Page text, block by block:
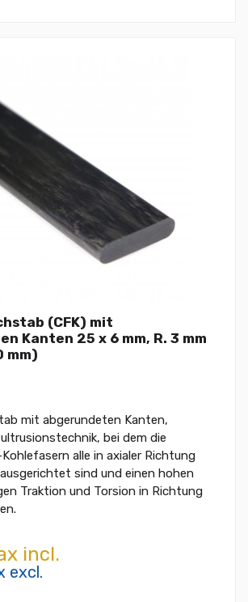
(CFK) mit
Kanten 25 x 6 mm, R. 3 mm
mm)
mit abgerundeten Kanten,
bei dem die
alle in axialer Richtung
sind und einen hohen
Traktion und Torsion in Richtung
incl.
excl.